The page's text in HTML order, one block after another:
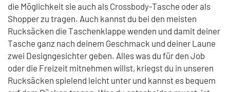
die Möglichkeit sie auch als Crossbody-Tasche oder als
Shopper zu tragen. Auch kannst du bei den meisten
Rucksäcken die Taschenklappe wenden und damit deiner
Tasche ganz nach deinem Geschmack und deiner Laune
zwei Designgesichter geben. Alles was du für den Job
oder die Freizeit mitnehmen willst, kriegst du in unseren
Rucksäcken spielend leicht unter und kannst es bequem